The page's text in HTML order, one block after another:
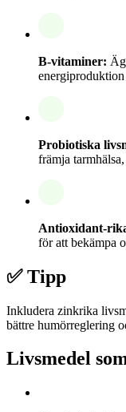
B-vitaminer:
energiproduktion
Probiotiska
främja
Antioxidant-
för att bekämpa
✅ Tipp
Inkludera zinkrika
bättre humörreglering
Livsmedel